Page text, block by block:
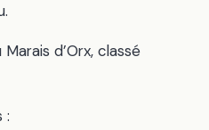
d’Orx, classé
: